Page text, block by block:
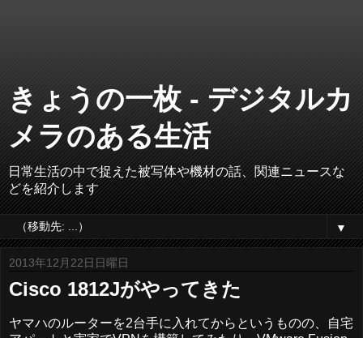
きょうの一枚 - デジタルカ
メラのある生活
日常生活の中で捉えた被写体や機材の話、関連ニュースな
どを紹介します
▼
2013年12月22日日曜日
Cisco 1812Jがやってきた
ヤマハのルーターを2台手に入れてからというものの、自宅